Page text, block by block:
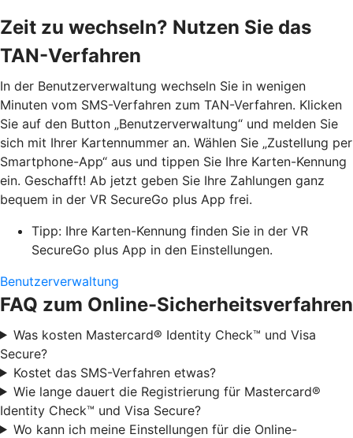
Zeit zu wechseln? Nutzen Sie das
TAN-Verfahren
In der Benutzerverwaltung wechseln Sie in wenigen
Minuten vom SMS-Verfahren zum TAN-Verfahren. Klicken
Sie auf den Button „Benutzerverwaltung“ und melden Sie
sich mit Ihrer Kartennummer an. Wählen Sie „Zustellung per
Smartphone-App“ aus und tippen Sie Ihre Karten-Kennung
ein. Geschafft! Ab jetzt geben Sie Ihre Zahlungen ganz
bequem in der VR SecureGo plus App frei.
Tipp: Ihre Karten-Kennung finden Sie in der VR
SecureGo plus App in den Einstellungen.
Benutzerverwaltung
FAQ zum Online-Sicherheitsverfahren
Was kosten Mastercard® Identity Check™ und Visa
Secure?
Kostet das SMS-Verfahren etwas?
Wie lange dauert die Registrierung für Mastercard®
Identity Check™ und Visa Secure?
Wo kann ich meine Einstellungen für die Online-